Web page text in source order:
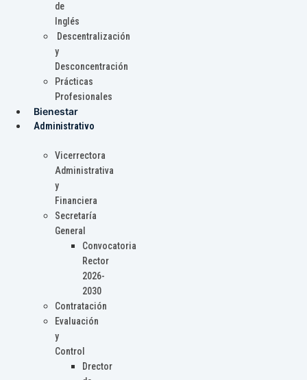
de
Inglés
Descentralización
y
Desconcentración
Prácticas
Profesionales
Bienestar
Administrativo
Vicerrectora
Administrativa
y
Financiera
Secretaría
General
Convocatoria
Rector
2026-
2030
Contratación
Evaluación
y
Control
Drector